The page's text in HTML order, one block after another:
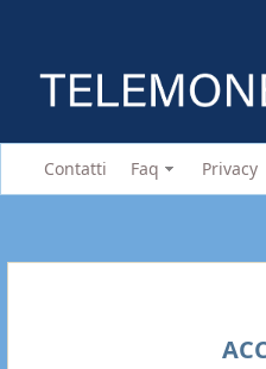
Contatti Faq Privacy